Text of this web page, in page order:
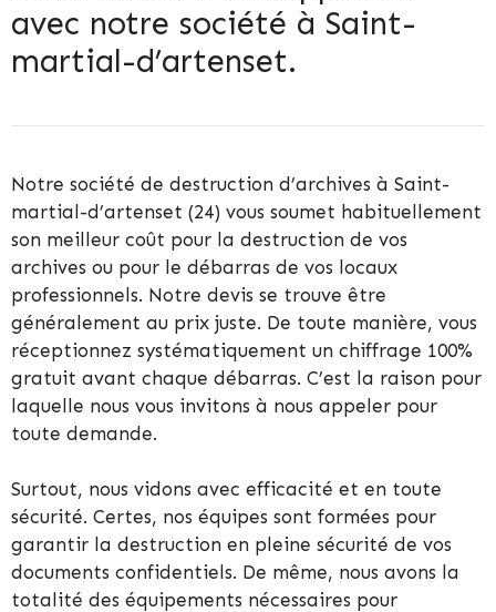
avec notre société à Saint-
martial-d’artenset.
Notre société de destruction d’archives à Saint-
martial-d’artenset (24) vous soumet habituellement
son meilleur coût pour la destruction de vos
archives ou pour le débarras de vos locaux
professionnels. Notre devis se trouve être
généralement au prix juste. De toute manière, vous
réceptionnez systématiquement un chiffrage 100%
gratuit avant chaque débarras. C’est la raison pour
laquelle nous vous invitons à nous appeler pour
toute demande.
Surtout, nous vidons avec efficacité et en toute
sécurité. Certes, nos équipes sont formées pour
garantir la destruction en pleine sécurité de vos
documents confidentiels. De même, nous avons la
totalité des équipements nécessaires pour